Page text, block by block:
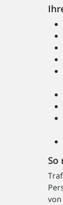
So